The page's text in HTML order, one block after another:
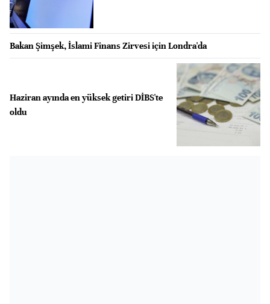
Bakan Şimşek, İslami Finans Zirvesi için Londra'da
Haziran ayında en yüksek getiri DİBS'te
oldu